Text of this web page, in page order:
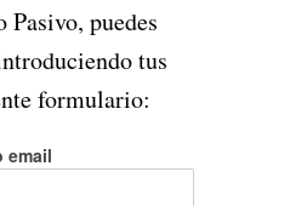
Pasivo, puedes
tus
formulario:
email